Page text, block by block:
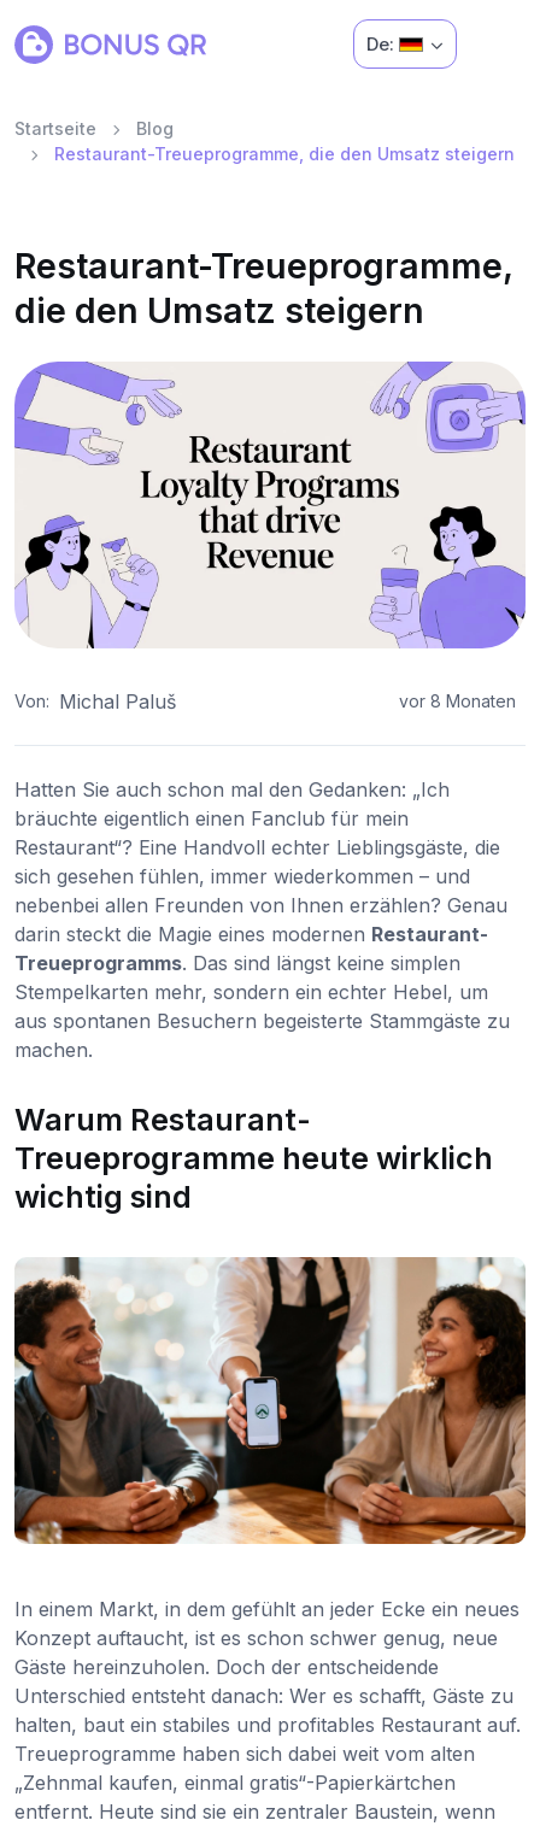
De:
Startseite
Blog
Restaurant-Treueprogramme, die den Umsatz steigern
Restaurant-Treueprogramme,
die den Umsatz steigern
Von: Michal Paluš vor 8 Monaten
Hatten Sie auch schon mal den Gedanken: „Ich
bräuchte eigentlich einen Fanclub für mein
Restaurant“? Eine Handvoll echter Lieblingsgäste, die
sich gesehen fühlen, immer wiederkommen – und
nebenbei allen Freunden von Ihnen erzählen? Genau
darin steckt die Magie eines modernen Restaurant-
Treueprogramms. Das sind längst keine simplen
Stempelkarten mehr, sondern ein echter Hebel, um
aus spontanen Besuchern begeisterte Stammgäste zu
machen.
Warum Restaurant-
Treueprogramme heute wirklich
wichtig sind
In einem Markt, in dem gefühlt an jeder Ecke ein neues
Konzept auftaucht, ist es schon schwer genug, neue
Gäste hereinzuholen. Doch der entscheidende
Unterschied entsteht danach: Wer es schafft, Gäste zu
halten, baut ein stabiles und profitables Restaurant auf.
Treueprogramme haben sich dabei weit vom alten
„Zehnmal kaufen, einmal gratis“-Papierkärtchen
entfernt. Heute sind sie ein zentraler Baustein, wenn